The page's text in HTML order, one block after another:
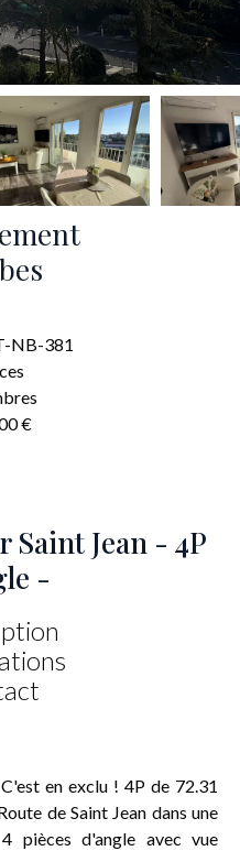
NB-381
€
Saint Jean - 4P
-
en exclu ! 4P de 72.31
de Saint Jean dans une
pièces d'angle avec vue